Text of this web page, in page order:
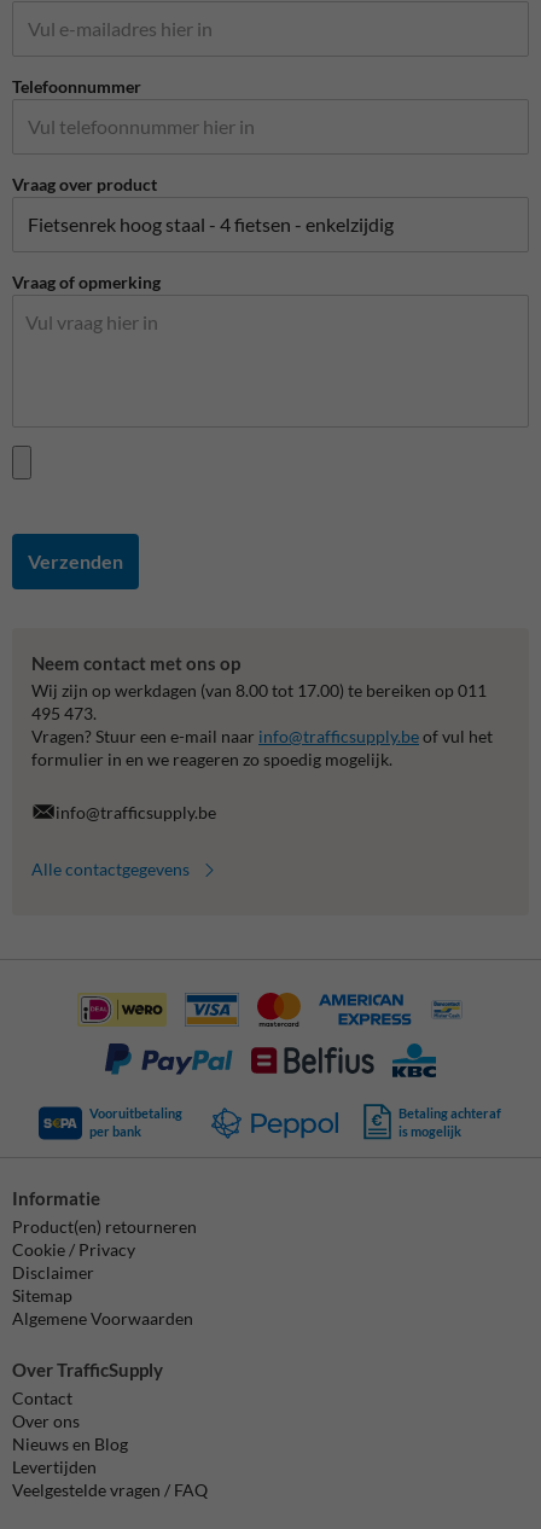
Telefoonnummer
Vraag over product
Vraag of opmerking
Verzenden
Neem contact met ons op
Wij zijn op werkdagen (van 8.00 tot 17.00) te bereiken op 011
495 473.
Vragen? Stuur een e-mail naar info@trafficsupply.beof vul het
formulier in en we reageren zo spoedig mogelijk.
info@trafficsupply.be
Alle contactgegevens
Vooruitbetaling
per bank
Betaling achteraf
is mogelijk
Informatie
Product(en) retourneren
Cookie / Privacy
Disclaimer
Sitemap
Algemene Voorwaarden
Over TrafficSupply
Contact
Over ons
Nieuws en Blog
Levertijden
Veelgestelde vragen / FAQ